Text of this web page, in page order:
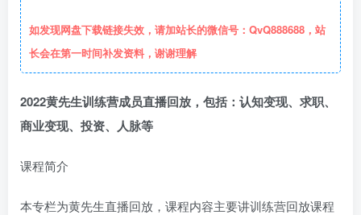
如发现网盘下载链接失效，请加站长的微信号：QvQ888688，站
长会在第一时间补发资料，谢谢理解
2022黄先生训练营成员直播回放，包括：认知变现、求职、
商业变现、投资、人脉等
课程简介
本专栏为黄先生直播回放，课程内容主要讲训练营回放课程